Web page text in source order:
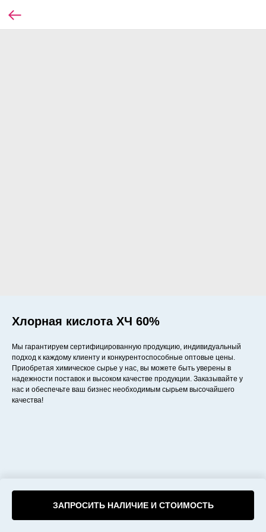
Хлорная кислота ХЧ 60%
ЗАПРОСИТЬ НАЛИЧИЕ И СТОИМОСТЬ
Мы гарантируем сертифицированную продукцию, индивидуальный
подход к каждому клиенту и конкурентоспособные оптовые цены.
Приобретая химическое сырье у нас, вы можете быть уверены в
надежности поставок и высоком качестве продукции. Заказывайте у
нас и обеспечьте ваш бизнес необходимым сырьем высочайшего
качества!